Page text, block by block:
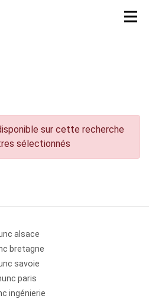
sur cette recherche
sélectionnés
alsace
bretagne
savoie
paris
ingénierie